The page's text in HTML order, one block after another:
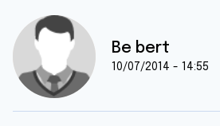
Be bert
10/07/2014 - 14:55